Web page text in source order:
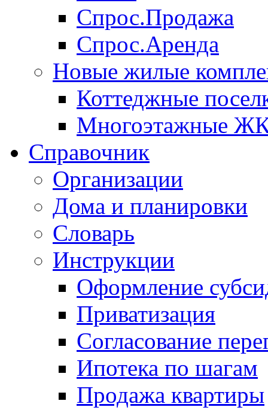
Спрос.Продажа
Спрос.Аренда
Новые жилые
Коттеджные
Многоэтажные
Справочник
Организации
Дома и планировки
Словарь
Инструкции
Оформление
Приватизация
Согласование
Ипотека по шагам
Продажа квартиры